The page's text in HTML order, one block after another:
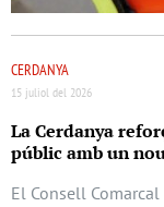
CERDANYA
15 juliol del 2026
La Cerdanya
públic amb un
El Consell